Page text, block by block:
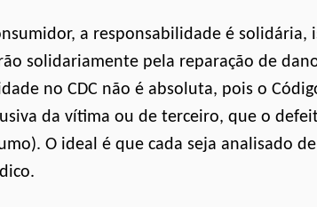
a responsabilidade é solidária,
solidariamente pela reparação de
no CDC não é absoluta, pois o
da vítima ou de terceiro, que o
O ideal é que cada seja analisado